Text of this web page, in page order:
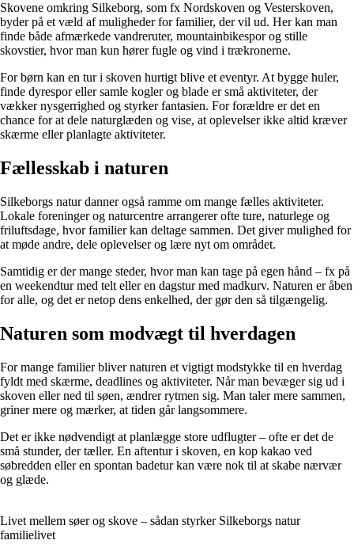
Skovene omkring Silkeborg, som fx Nordskoven og Vesterskoven,
byder på et væld af muligheder for familier, der vil ud. Her kan man
finde både afmærkede vandreruter, mountainbikespor og stille
skovstier, hvor man kun hører fugle og vind i trækronerne.
For børn kan en tur i skoven hurtigt blive et eventyr. At bygge huler,
finde dyrespor eller samle kogler og blade er små aktiviteter, der
vækker nysgerrighed og styrker fantasien. For forældre er det en
chance for at dele naturglæden og vise, at oplevelser ikke altid kræver
skærme eller planlagte aktiviteter.
Fællesskab i naturen
Silkeborgs natur danner også ramme om mange fælles aktiviteter.
Lokale foreninger og naturcentre arrangerer ofte ture, naturlege og
friluftsdage, hvor familier kan deltage sammen. Det giver mulighed for
at møde andre, dele oplevelser og lære nyt om området.
Samtidig er der mange steder, hvor man kan tage på egen hånd – fx på
en weekendtur med telt eller en dagstur med madkurv. Naturen er åben
for alle, og det er netop dens enkelhed, der gør den så tilgængelig.
Naturen som modvægt til hverdagen
For mange familier bliver naturen et vigtigt modstykke til en hverdag
fyldt med skærme, deadlines og aktiviteter. Når man bevæger sig ud i
skoven eller ned til søen, ændrer rytmen sig. Man taler mere sammen,
griner mere og mærker, at tiden går langsommere.
Det er ikke nødvendigt at planlægge store udflugter – ofte er det de
små stunder, der tæller. En aftentur i skoven, en kop kakao ved
søbredden eller en spontan badetur kan være nok til at skabe nærvær
og glæde.
Livet mellem søer og skove – sådan styrker Silkeborgs natur
familielivet